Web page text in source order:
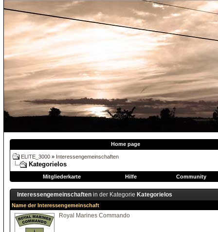
Home page
ELITE_3000 » Interessengemeinschaften
Kategorielos
Mitgliederkarte Hilfe Community
Interessengemeinschaften in der Kategorie Kategorielos
Name der Interessengemeinschaft
Royal Marines Commando